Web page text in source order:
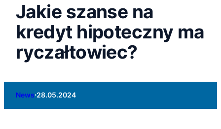
Jakie szanse na
kredyt hipoteczny ma
ryczałtowiec?
News·28.05.2024